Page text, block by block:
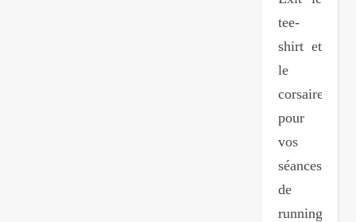
tee-
shirt et
le
corsaire
pour
vos
séances
de
running